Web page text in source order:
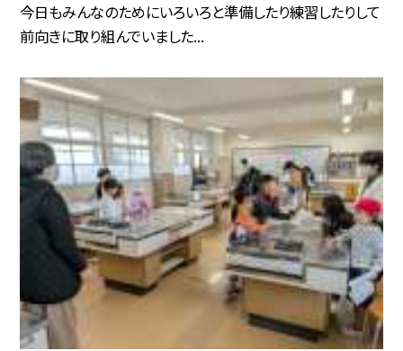
今日もみんなのためにいろいろと準備したり練習したりして
前向きに取り組んでいました...